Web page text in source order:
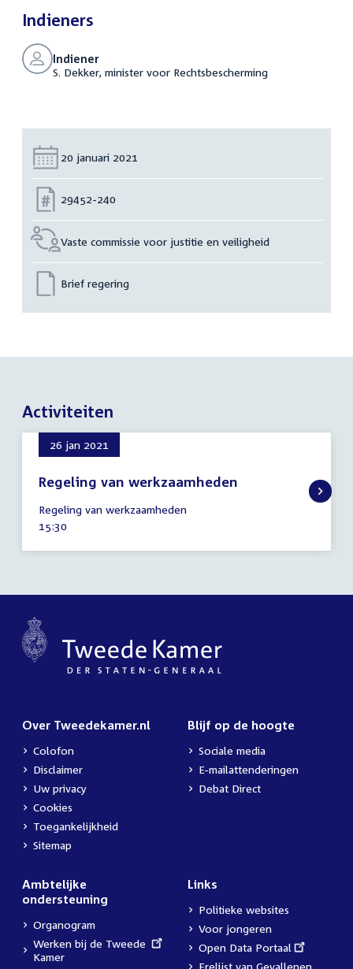
Indieners
Indiener
S. Dekker, minister voor Rechtsbescherming
Datum:
20 januari 2021
Nummer:
29452-240
Vaste commissie voor justitie en veiligheid
Brief regering
Activiteiten
26 jan 2021
Regeling van werkzaamheden
januari
2021
Regeling van werkzaamheden
Tijd
15:30
Over Tweedekamer.nl
Colofon
Disclaimer
Uw privacy
Cookies
Toegankelijkheid
Sitemap
Blijf op de hoogte
Sociale media
E-mailattenderingen
Debat Direct
Ambtelijke
ondersteuning
Organogram
External
link:
Werken bij de Tweede
Kamer
Links
Politieke websites
Voor jongeren
External
link:
Open Data Portaal
Erelijst van Gevallenen